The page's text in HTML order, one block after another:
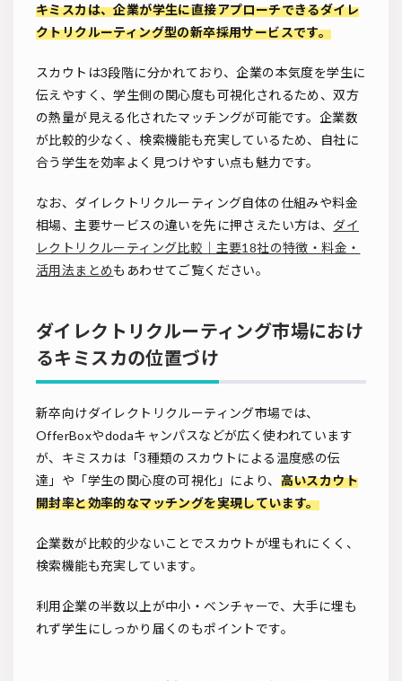
キミスカは、企業が学生に直接アプローチできるダイレ
クトリクルーティング型の新卒採用サービスです。
スカウトは3段階に分かれており、企業の本気度を学生に
伝えやすく、学生側の関心度も可視化されるため、双方
の熱量が見える化されたマッチングが可能です。企業数
が比較的少なく、検索機能も充実しているため、自社に
合う学生を効率よく見つけやすい点も魅力です。
なお、ダイレクトリクルーティング自体の仕組みや料金
相場、主要サービスの違いを先に押さえたい方は、 ダイ
レクトリクルーティング比較｜主要18社の特徴・料金・
活用法まとめもあわせてご覧ください。
ダイレクトリクルーティング市場におけ
るキミスカの位置づけ
新卒向けダイレクトリクルーティング市場では、
OfferBoxやdodaキャンパスなどが広く使われています
が、キミスカは「3種類のスカウトによる温度感の伝
達」や「学生の関心度の可視化」により、 高いスカウト
開封率と効率的なマッチングを実現しています。
企業数が比較的少ないことでスカウトが埋もれにくく、
検索機能も充実しています。
利用企業の半数以上が中小・ベンチャーで、大手に埋も
れず学生にしっかり届くのもポイントです。